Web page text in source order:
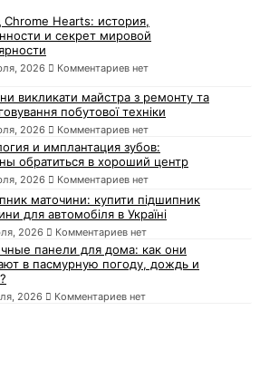
Chrome Hearts: история,
и секрет мировой
2026 Комментариев нет
викликати майстра з ремонту та
побутової техніки
2026 Комментариев нет
и имплантация зубов:
обратиться в хороший центр
2026 Комментариев нет
маточини: купити підшипник
для автомобіля в Україні
2026 Комментариев нет
панели для дома: как они
в пасмурную погоду, дождь и
2026 Комментариев нет